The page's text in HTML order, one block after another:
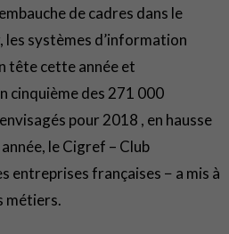
de cadres dans le
les systèmes d’information
tête cette année et
cinquième des 271 000
pour 2018 , en hausse
le Cigref – Club
entreprises françaises − a mis à
métiers.